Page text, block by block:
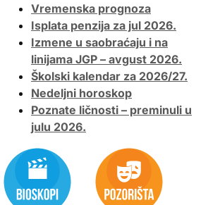
Vremenska prognoza
Isplata penzija za jul 2026.
Izmene u saobraćaju i na
linijama JGP – avgust 2026.
Školski kalendar za 2026/27.
Nedeljni horoskop
Poznate ličnosti – preminuli u
julu 2026.